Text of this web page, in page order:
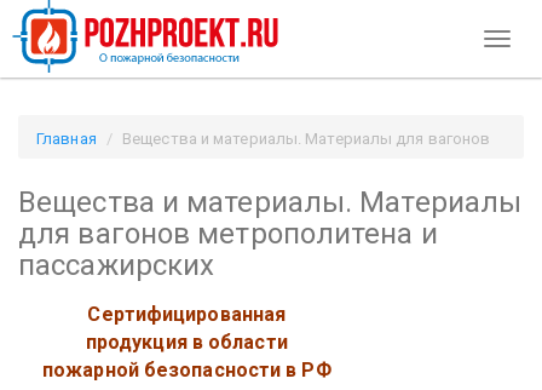
Главная
Вещества и материалы. Материалы для вагонов
Вещества и материалы. Материалы
для вагонов метрополитена и
пассажирских
Сертифицированная
продукция в области
пожарной безопасности в РФ